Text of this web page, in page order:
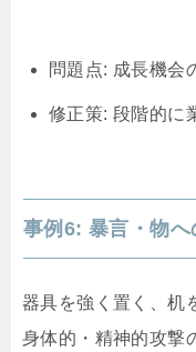
問題点: 成長機会
修正策: 段階的に
事例6: 暴言・物へ
器具を強く置く、机
身体的・精神的攻撃